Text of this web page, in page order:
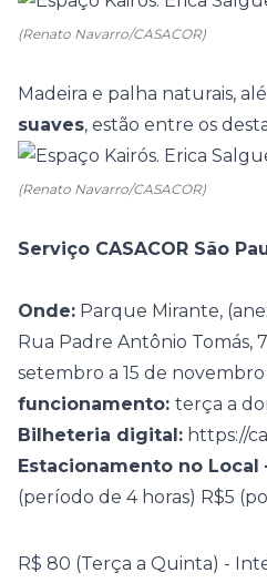
(Renato Navarro/CASACOR)
Madeira e palha naturais,
suaves, estão entre os
(Renato Navarro/CASACOR)
Serviço CASACOR São
Onde: Parque Mirante,
Rua Padre Antônio Tomás,
setembro a 15 de novembro
funcionamento: terça a
Bilheteria digital: https://
Estacionamento no Local
(período de 4 horas) R$5
R$ 80 (Terça a Quinta) -